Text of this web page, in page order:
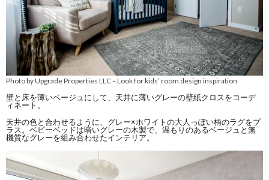
Photo by Upgrade Properties LLC–Look for kids’ room design inspiration
壁と床を薄いベージュにして、天井に薄いグレーの壁紙クロスをコーデ
ィネート。
天井の色と合わせるように、グレー×ホワイトの大人っぽい柄のラグをプ
ラス。ベビーベッドは暗いグレーの木製で、温もりのあるベージュと無
機質なグレーを組み合わせたインテリア。